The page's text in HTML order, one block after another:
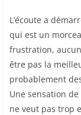
L’écoute a
qui est un
frustration,
être pas la
probablement
Une sensation
ne veut pas trop